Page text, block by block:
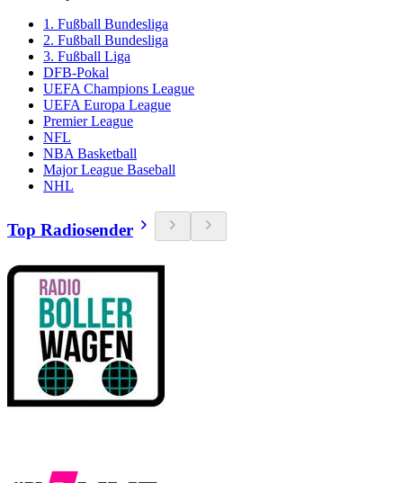
1. Fußball Bundesliga
2. Fußball Bundesliga
3. Fußball Liga
DFB-Pokal
UEFA Champions League
UEFA Europa League
Premier League
NFL
NBA Basketball
Major League Baseball
NHL
Top Radiosender